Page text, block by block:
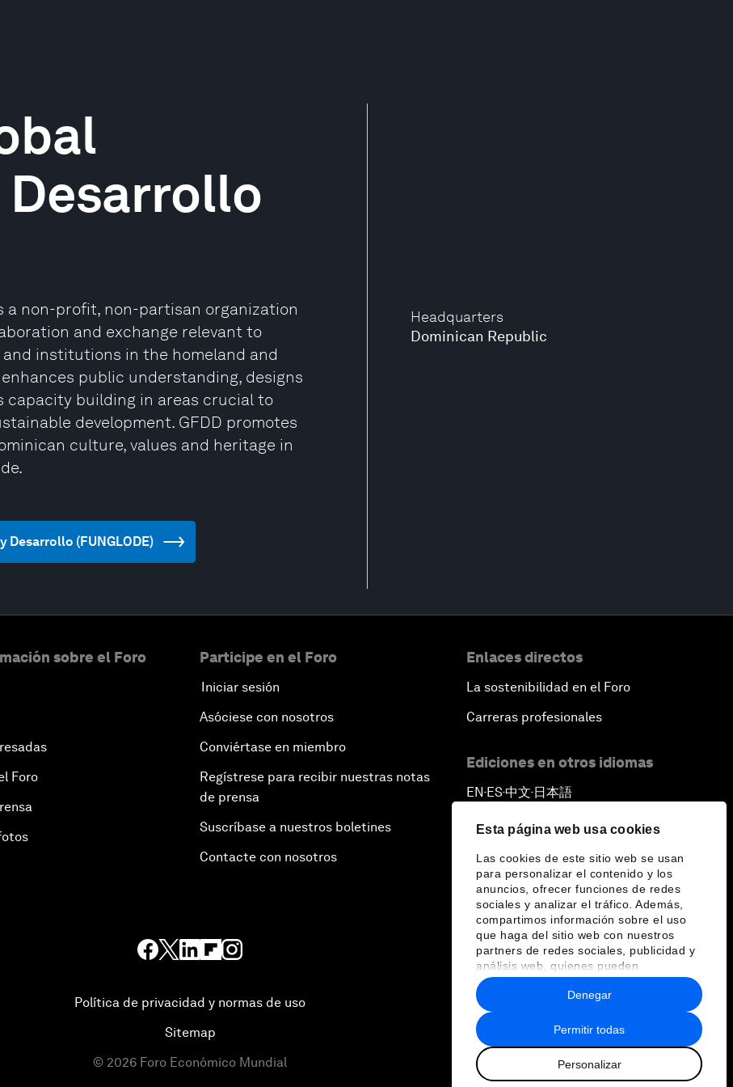
Esta página web usa cookies
Las cookies de este sitio web se usan
para personalizar el contenido y los
anuncios, ofrecer funciones de redes
sociales y analizar el tráfico. Además,
compartimos información sobre el uso
que haga del sitio web con nuestros
partners de redes sociales, publicidad y
análisis web, quienes pueden
combinarla con otra información que les
haya proporcionado o que hayan
recopilado a partir del uso que haya
hecho de sus servicios.
Permitir todas
Personalizar
Denegar
Headquarters
Dominican Republic
Desarrollo
a non-profit, non-partisan organization
and exchange relevant to
institutions in the homeland and
public understanding, designs
capacity building in areas crucial to
development. GFDD promotes
culture, values and heritage in
Desarrollo (FUNGLODE)
sobre el Foro
Foro
Participe en el Foro
Iniciar sesión
Asóciese con nosotros
Conviértase en miembro
Regístrese para recibir nuestras notas
de prensa
Suscríbase a nuestros boletines
Contacte con nosotros
Enlaces directos
La sostenibilidad en el Foro
Carreras profesionales
Ediciones en otros idiomas
EN ▪ES▪中文▪ 日本語
Política de privacidad y normas de uso
Sitemap
© 2026 Foro Económico Mundial